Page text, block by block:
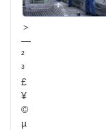
＞
—
²
³
£
¥
©
µ